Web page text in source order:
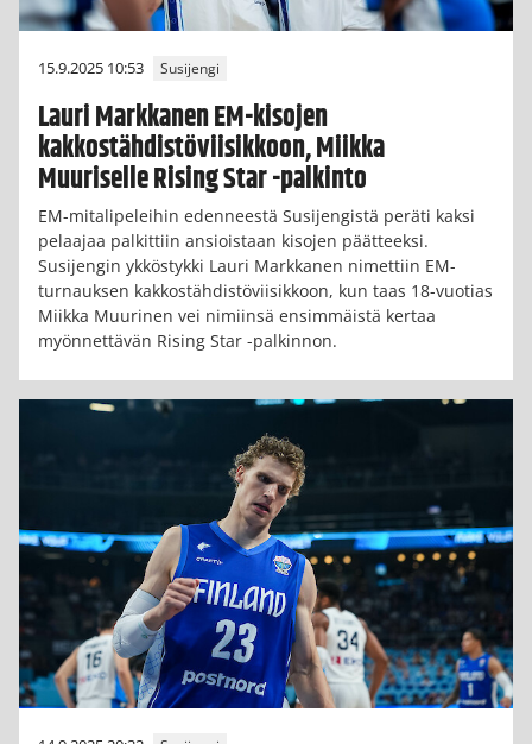
15.9.2025 10:53 Susijengi
Lauri Markkanen EM-kisojen
kakkostähdistöviisikkoon, Miikka
Muuriselle Rising Star -palkinto
EM-mitalipeleihin edenneestä Susijengistä peräti kaksi
pelaajaa palkittiin ansioistaan kisojen päätteeksi.
Susijengin ykköstykki Lauri Markkanen nimettiin EM-
turnauksen kakkostähdistöviisikkoon, kun taas 18-vuotias
Miikka Muurinen vei nimiinsä ensimmäistä kertaa
myönnettävän Rising Star -palkinnon.